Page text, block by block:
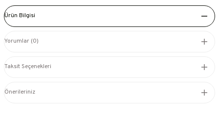
Ürün Bilgisi
Yorumlar (0)
Taksit Seçenekleri
Önerileriniz